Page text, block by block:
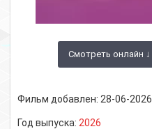
Смотреть онлайн ↓
Фильм добавлен: 28-06-2026
Год выпуска: 2026